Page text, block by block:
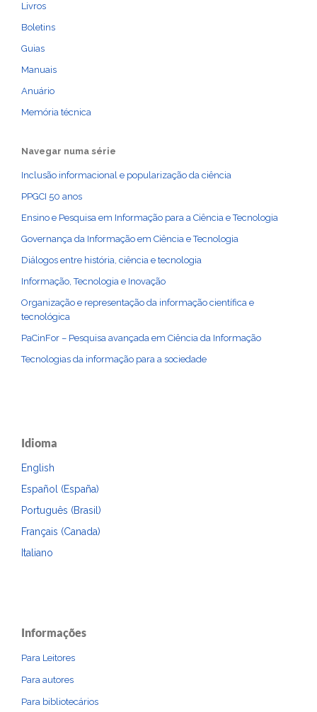
Livros
Boletins
Guias
Manuais
Anuário
Memória técnica
Navegar numa série
Inclusão informacional e popularização da ciência
PPGCI 50 anos
Ensino e Pesquisa em Informação para a Ciência e Tecnologia
Governança da Informação em Ciência e Tecnologia
Diálogos entre história, ciência e tecnologia
Informação, Tecnologia e Inovação
Organização e representação da informação científica e
tecnológica
PaCinFor – Pesquisa avançada em Ciência da Informação
Tecnologias da informação para a sociedade
Idioma
English
Español (España)
Português (Brasil)
Français (Canada)
Italiano
Informações
Para Leitores
Para autores
Para bibliotecários